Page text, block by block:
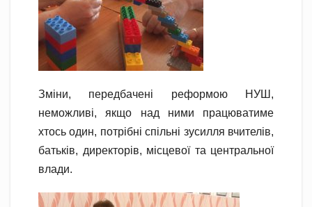
Зміни, передбачені реформою НУШ,
неможливі, якщо над ними працюватиме
хтось один, потрібні спільні зусилля вчителів,
батьків, директорів, місцевої та центральної
влади.